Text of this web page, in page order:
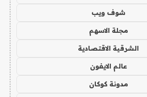
شوف ويب
مجلة الاسهم
الشرقية الاقتصادية
عالم الايفون
مدونة كوكان